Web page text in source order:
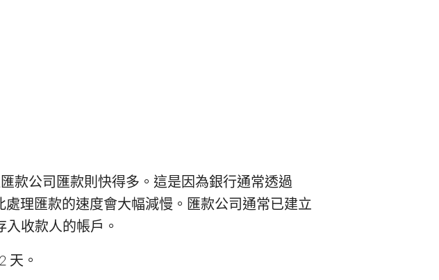
款公司匯款則快得多。這是因為銀行通常透過
理匯款的速度會大幅減慢。匯款公司通常已建立
收款人的帳戶。
天。